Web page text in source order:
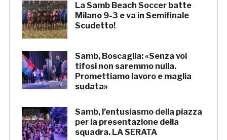
La Samb Beach Soccer batte
Milano 9-3 e va in Semifinale
Scudetto!
Samb, Boscaglia: «Senza voi
tifosi non saremmo nulla.
Promettiamo lavoro e maglia
sudata»
Samb, l’entusiasmo della piazza
per la presentazione della
squadra. LA SERATA